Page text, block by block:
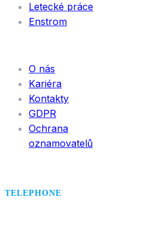
Letecké práce
Enstrom
O nás
Kariéra
Kontakty
GDPR
Ochrana
oznamovatelů
TELEPHONE